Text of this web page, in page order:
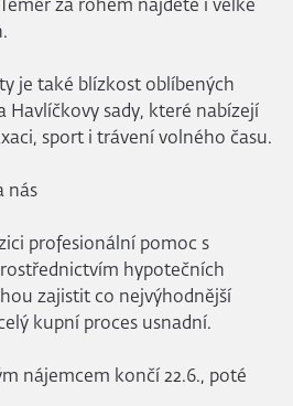
za rohem najdete i velké
je také blízkost oblíbených
Havlíčkovy sady, které nabízejí
sport i trávení volného času.
nás
profesionální pomoc s
hypotečních
zajistit co nejvýhodnější
kupní proces usnadní.
nájemcem končí 22.6., poté